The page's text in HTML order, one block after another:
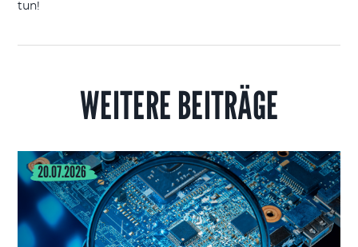
tun!
WEITERE BEITRÄGE
20.07.2026